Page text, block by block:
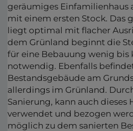
geräumiges Einfamilienhaus
mit einem ersten Stock. Das
liegt optimal mit flacher
dem Grünland beginnt die
für eine Bebauung wenig bis
notwendig. Ebenfalls
Bestandsgebäude am
allerdings im Grünland.
Sanierung, kann auch dieses
verwendet und bezogen
möglich zu dem sanierten